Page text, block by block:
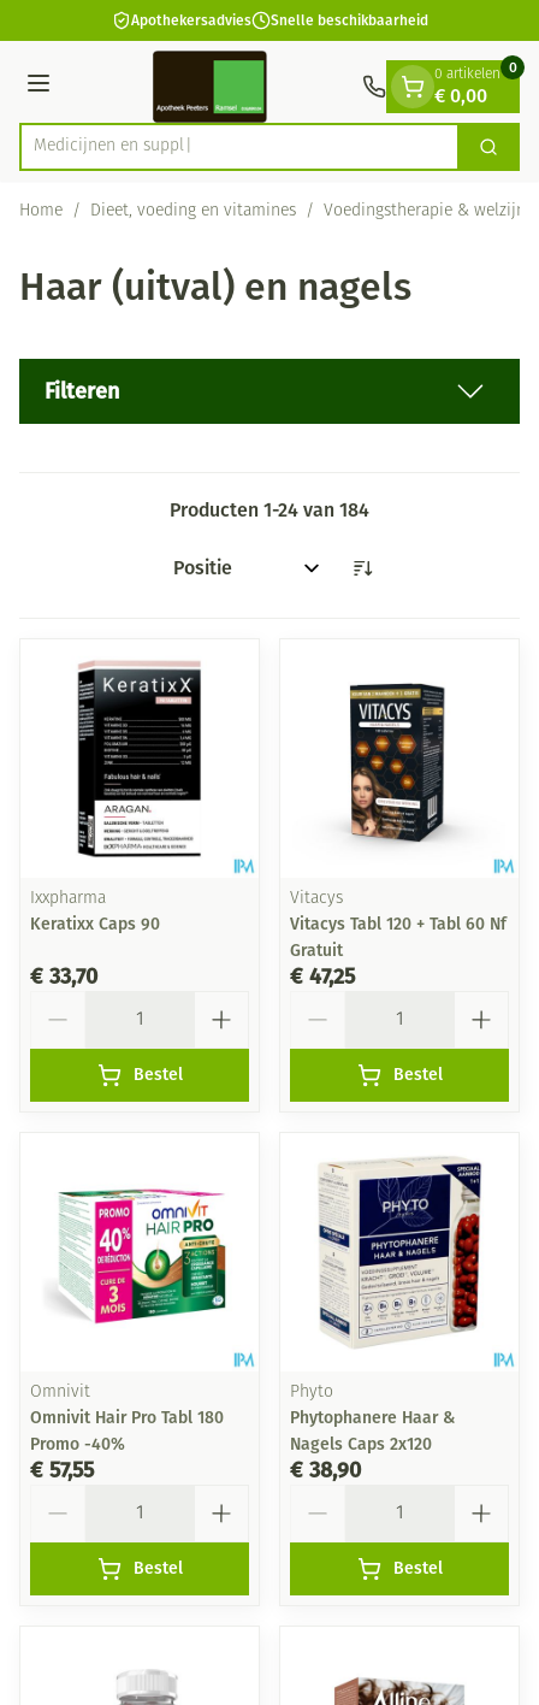
Ga naar de inhoudApothekersadvies Snelle beschikbaarheid
Menu
Product, merk, categorie... Zoek
0 artikelen
€ 0,00
0
Home / Dieet, voeding en vitamines / Voedingstherapie & welzijn
Haar (uitval) en nagels
Filteren
Producten 1-24 van 184
Sorteer op:
Ixxpharma
Keratixx Caps 90
€ 33,70
Bestel
Vitacys
Vitacys Tabl 120 + Tabl 60 Nf
Gratuit
€ 47,25
Bestel
Omnivit
Omnivit Hair Pro Tabl 180
Promo -40%
€ 57,55
Bestel
Phyto
Phytophanere Haar &
Nagels Caps 2x120
€ 38,90
Bestel